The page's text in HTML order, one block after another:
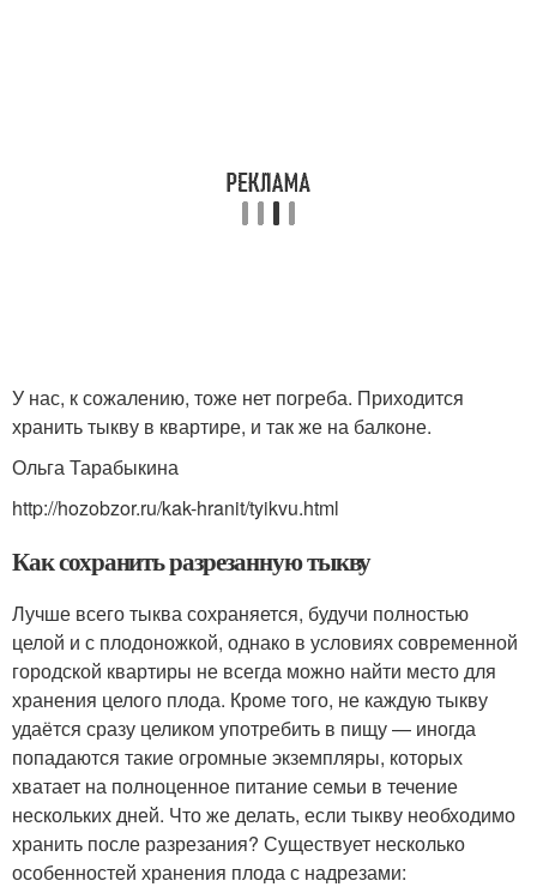
У нас, к сожалению, тоже нет погреба. Приходится
хранить тыкву в квартире, и так же на балконе.
Ольга Тарабыкина
http://hozobzor.ru/kak-hranit/tyikvu.html
Как сохранить разрезанную тыкву
Лучше всего тыква сохраняется, будучи полностью
целой и с плодоножкой, однако в условиях современной
городской квартиры не всегда можно найти место для
хранения целого плода. Кроме того, не каждую тыкву
удаётся сразу целиком употребить в пищу — иногда
попадаются такие огромные экземпляры, которых
хватает на полноценное питание семьи в течение
нескольких дней. Что же делать, если тыкву необходимо
хранить после разрезания? Существует несколько
особенностей хранения плода с надрезами: